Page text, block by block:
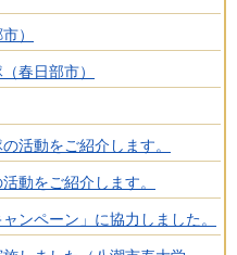
）
春日部市）
活動をご紹介します。
動をご紹介します。
ンペーン」に協力しました。